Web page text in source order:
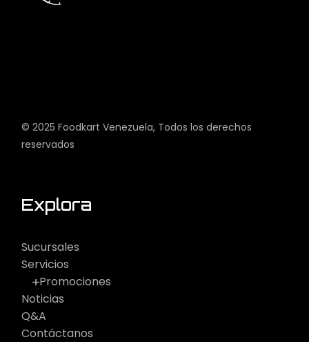
© 2025Foodkart Venezuela, Todos los derechos
reservados
Explora
Sucursales
Servicios
Promociones
Noticias
Q&A
Contáctanos